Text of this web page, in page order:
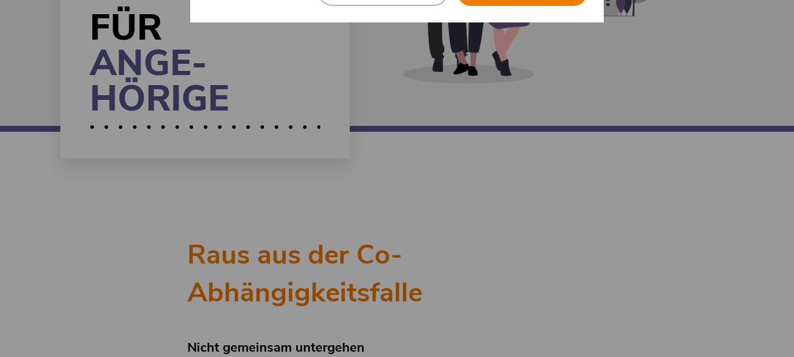
FÜR
ANGE-
HÖRIGE
Raus aus der Co-
Abhängigkeitsfalle
Nicht gemeinsam untergehen